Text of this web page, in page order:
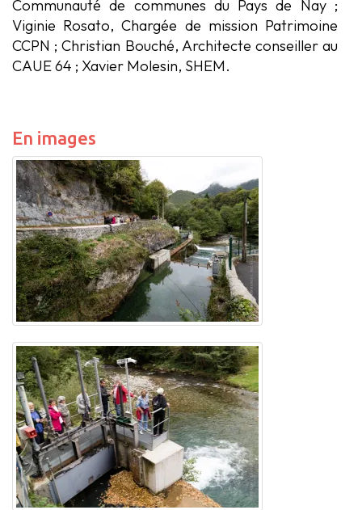
Communauté de communes du Pays de Nay ;
Viginie Rosato, Chargée de mission Patrimoine
CCPN ; Christian Bouché, Architecte conseiller au
CAUE 64 ; Xavier Molesin, SHEM.
En images